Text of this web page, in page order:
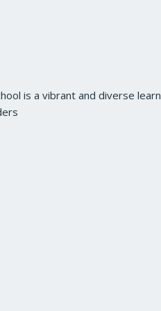
is a vibrant and diverse